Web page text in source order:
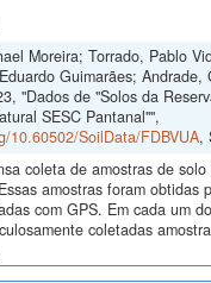
Moreira; Torrado, Pablo
Guimarães; Andrade,
"Dados de "Solos da
SESC Pantanal"",
10.60502/SoilData/FDBVUA,
coleta de amostras de
amostras foram obtidas
com GPS. Em cada um
coletadas